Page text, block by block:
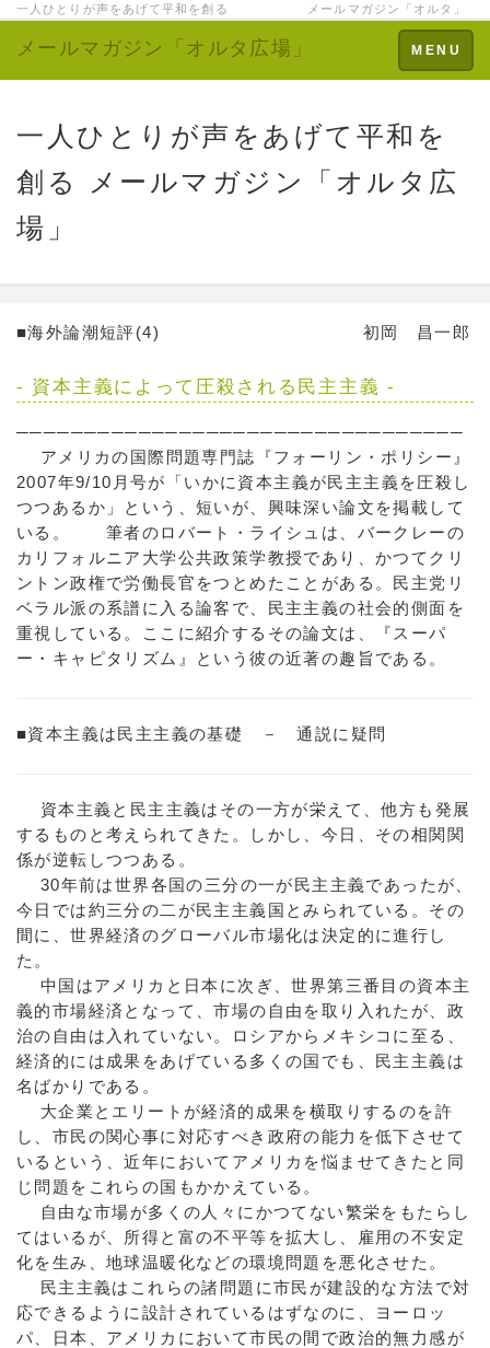
一人ひとりが声をあげて平和を創る メールマガジン「オルタ」
Toggle
navigation
MENU
メールマガジン「オルタ広場」
一人ひとりが声をあげて平和を
創る メールマガジン「オルタ広
場」
■海外論潮短評(4) 初岡 昌一郎
- 資本主義によって圧殺される民主主義 -
─────────────────────────────────
アメリカの国際問題専門誌『フォーリン・ポリシー』
2007年9/10月号が「いかに資本主義が民主主義を圧殺し
つつあるか」という、短いが、興味深い論文を掲載して
いる。 筆者のロバート・ライシュは、バークレーの
カリフォルニア大学公共政策学教授であり、かつてクリ
ントン政権で労働長官をつとめたことがある。民主党リ
ベラル派の系譜に入る論客で、民主主義の社会的側面を
重視している。ここに紹介するその論文は、『スーパ
ー・キャピタリズム』という彼の近著の趣旨である。
■資本主義は民主主義の基礎 － 通説に疑問
資本主義と民主主義はその一方が栄えて、他方も発展
するものと考えられてきた。しかし、今日、その相関関
係が逆転しつつある。
30年前は世界各国の三分の一が民主主義であったが、
今日では約三分の二が民主主義国とみられている。その
間に、世界経済のグローバル市場化は決定的に進行し
た。
中国はアメリカと日本に次ぎ、世界第三番目の資本主
義的市場経済となって、市場の自由を取り入れたが、政
治の自由は入れていない。ロシアからメキシコに至る、
経済的には成果をあげている多くの国でも、民主主義は
名ばかりである。
大企業とエリートが経済的成果を横取りするのを許
し、市民の関心事に対応すべき政府の能力を低下させて
いるという、近年においてアメリカを悩ませてきたと同
じ問題をこれらの国もかかえている。
自由な市場が多くの人々にかつてない繁栄をもたらし
てはいるが、所得と富の不平等を拡大し、雇用の不安定
化を生み、地球温暖化などの環境問題を悪化させた。
民主主義はこれらの諸問題に市民が建設的な方法で対
応できるように設計されているはずなのに、ヨーロッ
パ、日本、アメリカにおいて市民の間で政治的無力感が